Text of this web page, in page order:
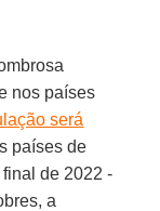
nos países
será
países de
de 2022 -
a